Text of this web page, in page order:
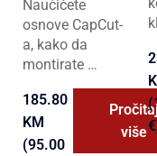
Naučićete
osnove CapCut-
a, kako da
montirate …
185.80
KM
(95.00
više